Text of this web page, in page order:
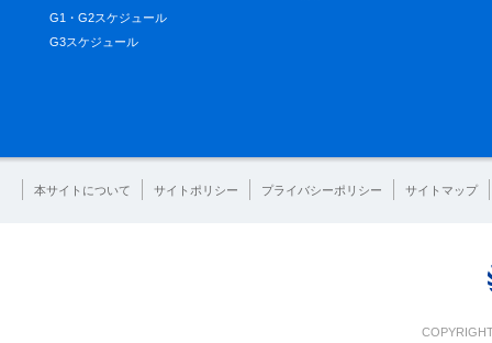
G1・G2スケジュール
G3スケジュール
本サイトについて サイトポリシー プライバシーポリシー サイトマップ